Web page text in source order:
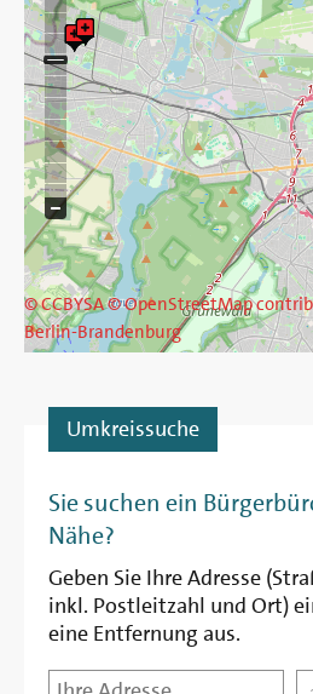
© CCBYSA© OpenStreetMap
Berlin-Brandenburg
Umkreissuche
Sie suchen ein
Nähe?
Geben Sie Ihre Adresse
inkl. Postleitzahl und Ort)
eine Entfernung aus.
Startpunkt